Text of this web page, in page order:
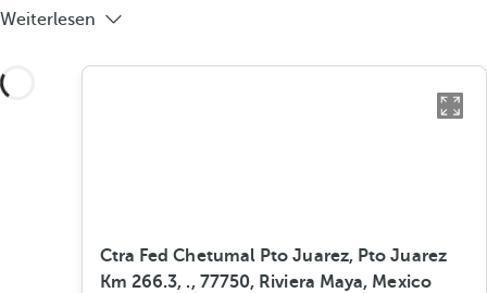
Weiterlesen
Ctra Fed Chetumal Pto Juarez, Pto Juarez
Km 266.3, ., 77750, Riviera Maya, Mexico